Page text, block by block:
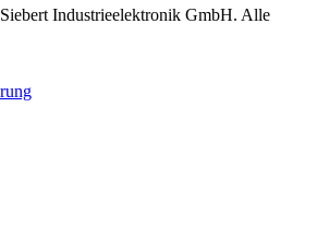
Industrieelektronik GmbH. Alle